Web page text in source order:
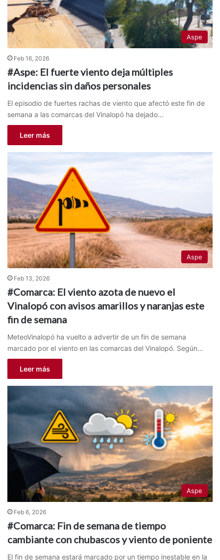
Aspe
Feb 16, 2026
#Aspe: El fuerte viento deja múltiples
incidencias sin daños personales
El episodio de fuertes rachas de viento que afectó este fin de
semana a las comarcas del Vinalopó ha dejado…
Leer más
Aspe
Feb 13, 2026
#Comarca: El viento azota de nuevo el
Vinalopó con avisos amarillos y naranjas este
fin de semana
MeteoVinalopó ha vuelto a advertir de un fin de semana
marcado por el viento en las comarcas del Vinalopó. Según…
Leer más
Aspe
Feb 6, 2026
#Comarca: Fin de semana de tiempo
cambiante con chubascos y viento de poniente
El fin de semana estará marcado por un tiempo inestable en la